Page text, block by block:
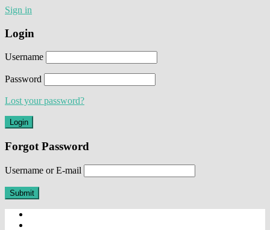
Sign in
Login
Username
Password
Lost your password?
Forgot Password
Username or E-mail